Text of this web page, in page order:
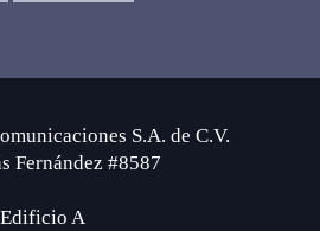
S.A. de C.V.
Fernández #8587
A